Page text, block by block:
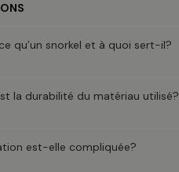
qu’un snorkel et à quoi sert-il?
la durabilité du matériau utilisé?
est-elle compliquée?